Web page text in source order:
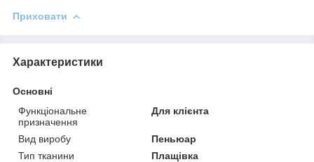
Приховати
Характеристики
Основні
Функціональне
призначення
Для клієнта
Вид виробу
Пеньюар
Тип тканини
Плащівка